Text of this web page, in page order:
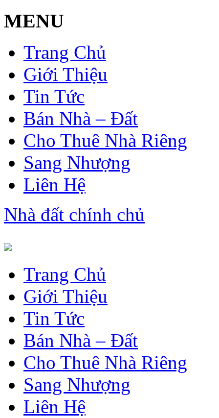
MENU
Trang Chủ
Giới Thiệu
Tin Tức
Bán Nhà – Đất
Cho Thuê Nhà Riêng
Sang Nhượng
Liên Hệ
Nhà đất chính chủ
Trang Chủ
Giới Thiệu
Tin Tức
Bán Nhà – Đất
Cho Thuê Nhà Riêng
Sang Nhượng
Liên Hệ